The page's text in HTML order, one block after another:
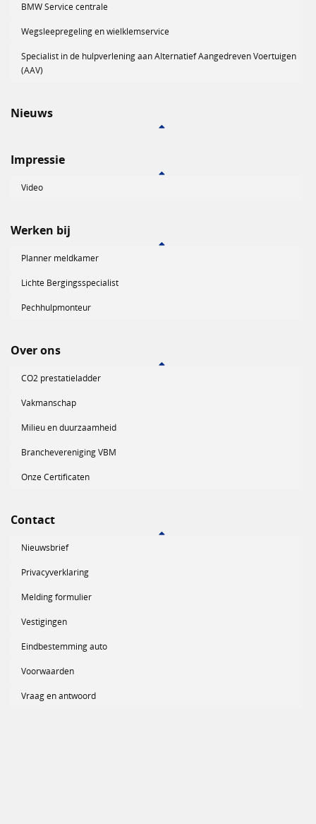
BMW Service centrale
Wegsleepregeling en wielklemservice
Specialist in de hulpverlening aan Alternatief Aangedreven Voertuigen
(AAV)
Nieuws
Impressie
Video
Werken bij
Planner meldkamer
Lichte Bergingsspecialist
Pechhulpmonteur
Over ons
CO2 prestatieladder
Vakmanschap
Milieu en duurzaamheid
Branchevereniging VBM
Onze Certificaten
Contact
Nieuwsbrief
Privacyverklaring
Melding formulier
Vestigingen
Eindbestemming auto
Voorwaarden
Vraag en antwoord